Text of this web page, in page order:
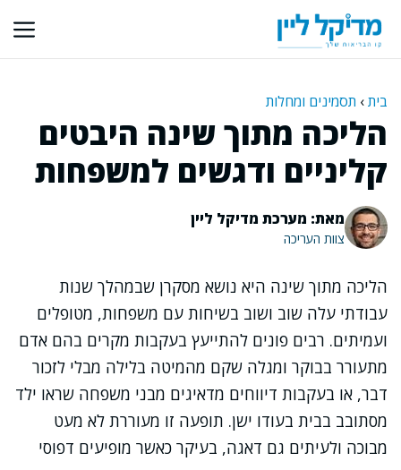
לתוכן
בית› תסמינים ומחלות
הליכה מתוך שינה היבטים
קליניים ודגשים למשפחות
מאת: מערכת מדיקל ליין
צוות העריכה
הליכה מתוך שינה היא נושא מסקרן שבמהלך שנות
עבודתי עלה שוב ושוב בשיחות עם משפחות, מטופלים
ועמיתים. רבים פונים להתייעץ בעקבות מקרים בהם אדם
מתעורר בבוקר ומגלה שקם מהמיטה בלילה מבלי לזכור
דבר, או בעקבות דיווחים מדאיגים מבני משפחה שראו ילד
מסתובב בבית בעודו ישן. תופעה זו מעוררת לא מעט
מבוכה ולעיתים גם דאגה, בעיקר כאשר מופיעים דפוסי